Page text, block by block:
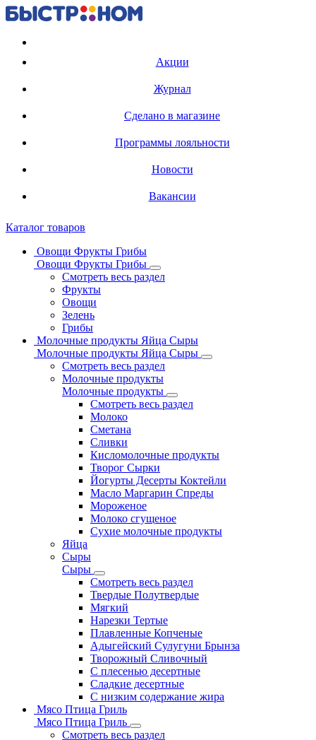
Акции
Журнал
Сделано в магазине
Программы лояльности
Новости
Вакансии
Каталог товаров
Овощи Фрукты Грибы
Овощи Фрукты Грибы
Смотреть весь раздел
Фрукты
Овощи
Зелень
Грибы
Молочные продукты Яйца Сыры
Молочные продукты Яйца Сыры
Смотреть весь раздел
Молочные продукты
Молочные продукты
Смотреть весь раздел
Молоко
Сметана
Сливки
Кисломолочные продукты
Творог Сырки
Йогурты Десерты Коктейли
Масло Маргарин Спреды
Мороженое
Молоко сгущеное
Сухие молочные продукты
Яйца
Сыры
Сыры
Смотреть весь раздел
Твердые Полутвердые
Мягкий
Нарезки Тертые
Плавленные Копченые
Адыгейский Сулугуни Брынза
Творожный Сливочный
С плесенью десертные
Сладкие десертные
С низким содержание жира
Мясо Птица Гриль
Мясо Птица Гриль
Смотреть весь раздел